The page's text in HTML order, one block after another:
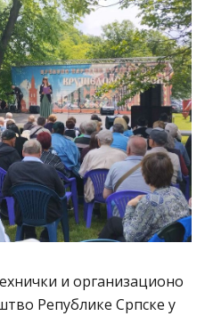
и организационо
Републике Српске у